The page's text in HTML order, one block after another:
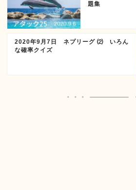
題集
2020年9月7日 ネプリーグ ⑵ いろん
な確率クイズ